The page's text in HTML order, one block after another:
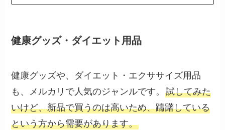
健康グッズ・ダイエット用品
健康グッズや、ダイエット・エクササイズ用品
も、メルカリで人気のジャンルです。試してみた
いけど、新品で買うのは高いため、躊躇している
という方から需要があります。